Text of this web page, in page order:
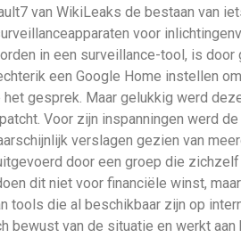
van WikiLeaks de bestaan van
voor
in een surveillance-tool, is
een Google Home instellen
gesprek. Maar gelukkig werd
Voor zijn inspanningen werd
verslagen gezien van
door een groep die
dit niet voor financiële winst,
tools die al beschikbaar zijn op
bewust van de situatie en werkt